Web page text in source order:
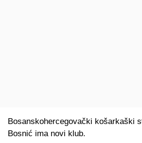
Bosanskohercegovački košarkaški
Bosnić ima novi klub.